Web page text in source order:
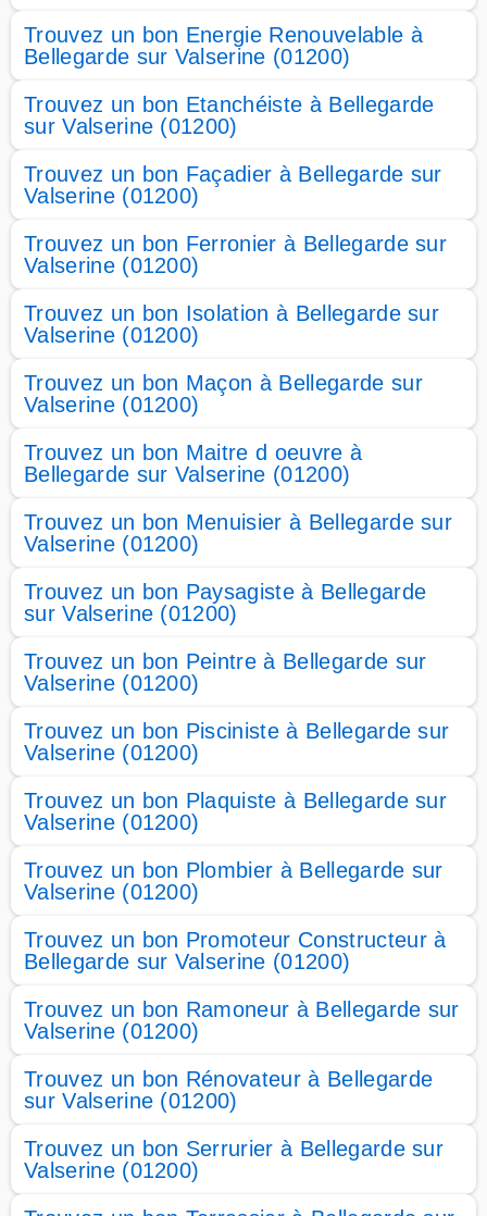
Trouvez un bon Energie Renouvelable à
Bellegarde sur Valserine (01200)
Trouvez un bon Etanchéiste à Bellegarde
sur Valserine (01200)
Trouvez un bon Façadier à Bellegarde sur
Valserine (01200)
Trouvez un bon Ferronier à Bellegarde sur
Valserine (01200)
Trouvez un bon Isolation à Bellegarde sur
Valserine (01200)
Trouvez un bon Maçon à Bellegarde sur
Valserine (01200)
Trouvez un bon Maitre d oeuvre à
Bellegarde sur Valserine (01200)
Trouvez un bon Menuisier à Bellegarde sur
Valserine (01200)
Trouvez un bon Paysagiste à Bellegarde
sur Valserine (01200)
Trouvez un bon Peintre à Bellegarde sur
Valserine (01200)
Trouvez un bon Pisciniste à Bellegarde sur
Valserine (01200)
Trouvez un bon Plaquiste à Bellegarde sur
Valserine (01200)
Trouvez un bon Plombier à Bellegarde sur
Valserine (01200)
Trouvez un bon Promoteur Constructeur à
Bellegarde sur Valserine (01200)
Trouvez un bon Ramoneur à Bellegarde sur
Valserine (01200)
Trouvez un bon Rénovateur à Bellegarde
sur Valserine (01200)
Trouvez un bon Serrurier à Bellegarde sur
Valserine (01200)